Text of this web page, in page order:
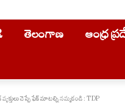
తెలంగాణ ఆంధ్ర
చెప్పే ఫేక్ మాటల్ని నమ్మకండి : TDP